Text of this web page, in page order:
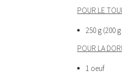
POUR LE
250 g (200
POUR LA
1 oeuf